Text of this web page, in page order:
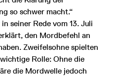
so schwer macht.“
seiner Rede vom 13. Juli
den Mordbefehl an
Zweifelsohne spielten
Rolle: Ohne die
die Mordwelle jedoch